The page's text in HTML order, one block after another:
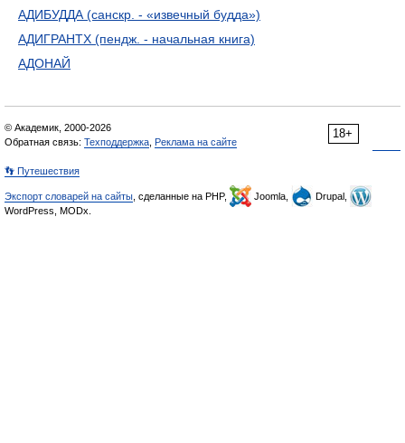
АДИБУДДА (санскр. - «извечный будда»)
АДИГРАНТХ (пендж. - начальная книга)
АДОНАЙ
18+
© Академик, 2000-2026
Обратная связь: Техподдержка Реклама на сайте
👣 Путешествия
Экспорт словарей на сайты , сделанные на PHP, Joomla,
Drupal,
WordPress, MODx.